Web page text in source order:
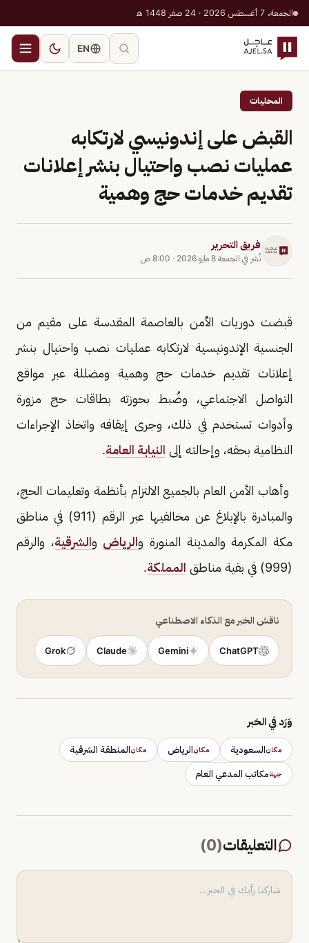
الجمعة، 7 أغسطس 2026 · 24 صفر 1448 هـ
EN
المحليات
القبض على إندونيسي لارتكابه
عمليات نصب واحتيال بنشر إعلانات
تقديم خدمات حج وهمية
فريق التحرير
نُشر في الجمعة 8 مايو 2026 · 8:00 ص
قبضت دوريات الأمن بالعاصمة المقدسة على مقيم من
الجنسية الإندونيسية لارتكابه عمليات نصب واحتيال بنشر
إعلانات تقديم خدمات حج وهمية ومضللة عبر مواقع
التواصل الاجتماعي، وضُبط بحوزته بطاقات حج مزورة
وأدوات تستخدم في ذلك، وجرى إيقافه واتخاذ الإجراءات
النظامية بحقه، وإحالته إلى النيابة العامة.
وأهاب الأمن العام بالجميع الالتزام بأنظمة وتعليمات الحج،
والمبادرة بالإبلاغ عن مخالفيها عبر الرقم (911) في مناطق
مكة المكرمة والمدينة المنورة والرياض والشرقية، والرقم
(999) في بقية مناطق
المملكة.
ناقش الخبر مع الذكاء الاصطناعي
ChatGPT
Gemini
Claude
Grok
وَرَد في الخبر
مكانالسعودية مكانالرياض مكانالمنطقة الشرقية
جهةمكاتب المدعي العام
التعليقات(
0
)